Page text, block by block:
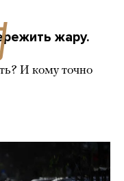
жару.
И кому точно